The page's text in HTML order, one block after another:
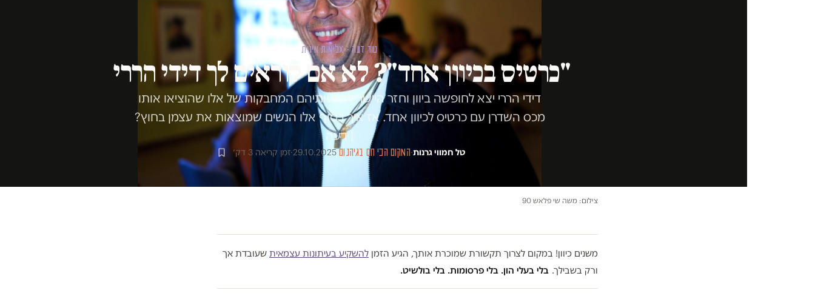
טור דעה · אלימות מינית
"כרטיס בכיוון אחד"? לא אם קוראים לך דידי הררי
דידי הררי יצא לחופשה ביוון וחזר היישר לזרועותיהם המחבקות של אלו שהוציאו אותו
מכס השדרן עם כרטיס לכיוון אחד. אז איך בסוף אלו הנשים שמוצאות את עצמן בחוץ?
| דעה
טל חמווי גרנות·המקום הכי חם בגיהנום·
29.10.2025
·זמן קריאה 3 דק׳
צילום: משה שי פלאש 90
משנים כיוון! במקום לצרוך תקשורת שמוכרת אותך, הגיע הזמן להשקיע בעיתונות עצמאית שעובדת אך
ורק בשבילך. בלי בעלי הון. בלי פרסומות. בלי בולשיט.